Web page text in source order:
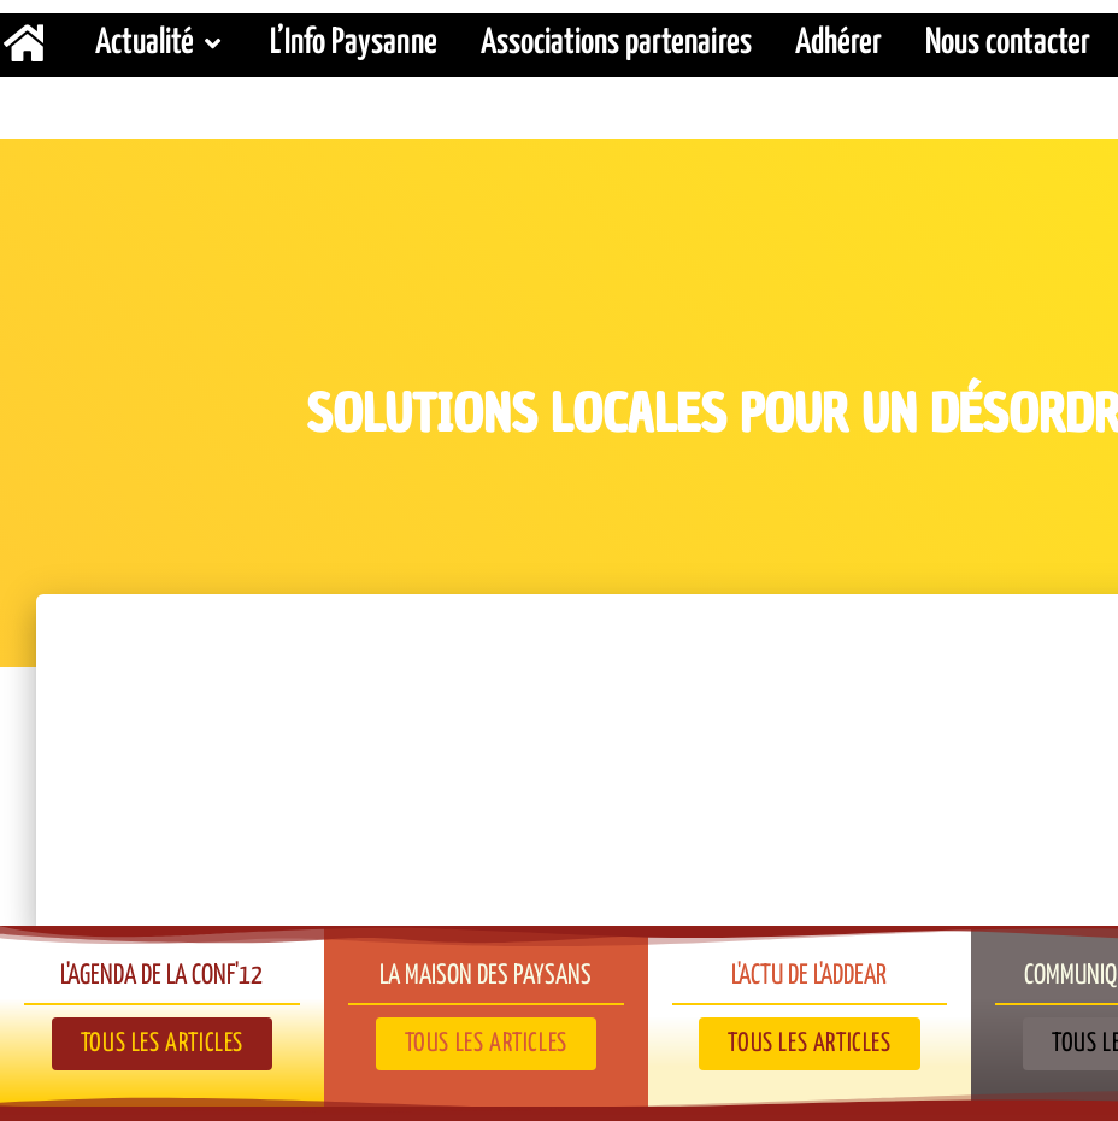
Actualité L’Info Paysanne Associations partenaires Adhérer Nous contacter
SOLUTIONS LOCALES POUR UN
L'AGENDA DE LA CONF'12​
TOUS LES ARTICLES
LA MAISON DES PAYSANS​
TOUS LES ARTICLES
L'ACTU DE L'ADDEAR​
TOUS LES ARTICLES TOUS